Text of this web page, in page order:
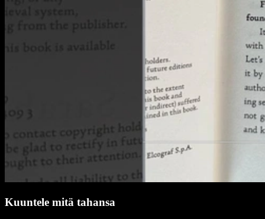
Kuuntele mitä tahansa